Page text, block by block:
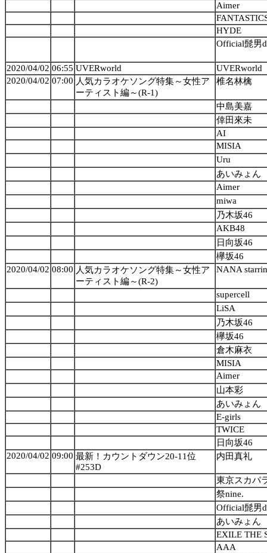
Aimer
HYDE
Official髭男
2020/04/02 06:55 UVERworld
UVERworld
2020/04/02 07:00 人気カラオケソング特集～女性ア
ーティスト編～(R-1)
椎名林檎
中島美嘉
倖田來未
AI
MISIA
Uru
あいみょん
Aimer
miwa
乃木坂46
AKB48
日向坂46
欅坂46
2020/04/02 08:00 人気カラオケソング特集～女性ア
ーティスト編～(R-2)
NANA
supercell
LiSA
乃木坂46
欅坂46
倉木麻衣
MISIA
Aimer
山本彩
あいみょん
E-girls
TWICE
日向坂46
2020/04/02 09:00 最新！カウントダウン20-11位
#253D
内田真礼
東京スカパ
祭nine.
Official髭男
あいみょん
EXILE THE
AAA